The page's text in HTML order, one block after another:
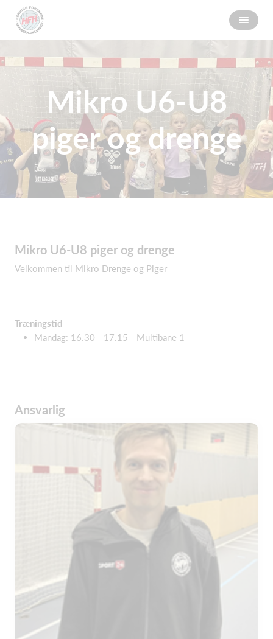
Mikro U6-U8
piger og drenge
Mikro U6-U8 piger og drenge
Velkommen til Mikro Drenge og Piger
Træningstid
Mandag: 16.30 - 17.15 - Multibane 1
Ansvarlig